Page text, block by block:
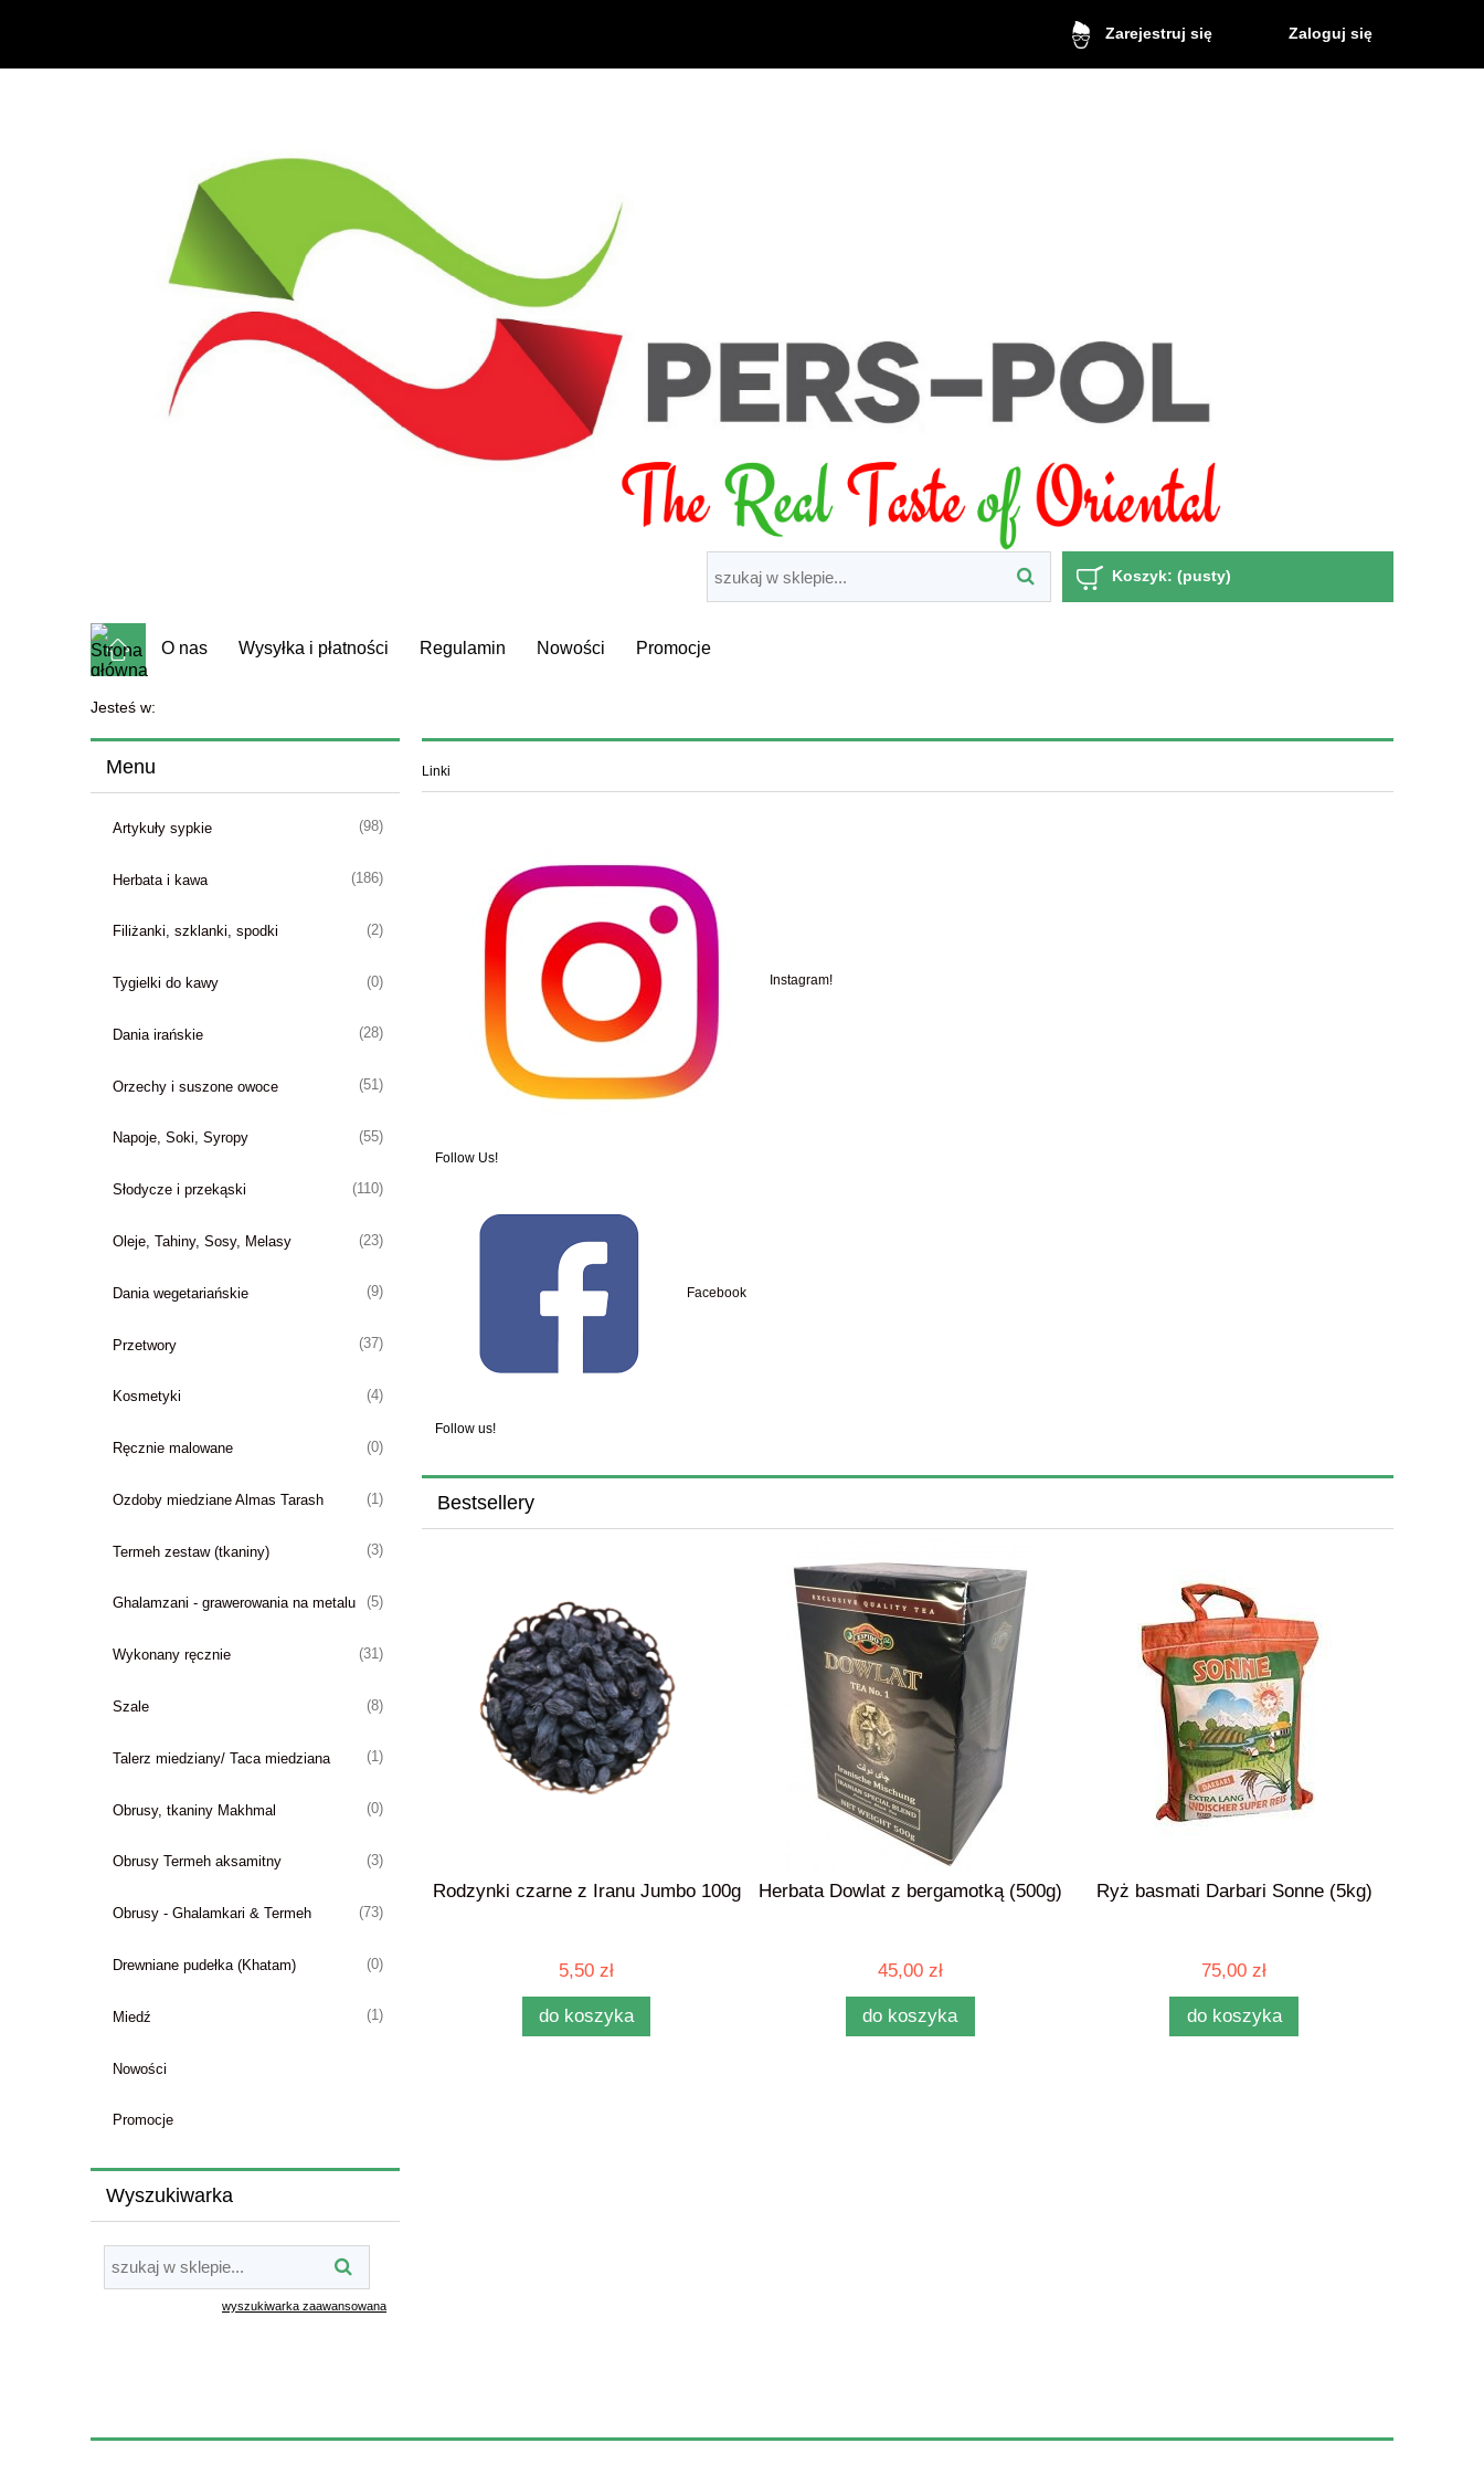
Zarejestruj się Zaloguj się
Koszyk: (pusty)
O nas Wysyłka i płatności Regulamin Nowości Promocje
Jesteś w:
Menu
Artykuły sypkie (98)
Herbata i kawa (186)
Filiżanki, szklanki, spodki (2)
Tygielki do kawy (0)
Dania irańskie (28)
Orzechy i suszone owoce (51)
Napoje, Soki, Syropy (55)
Słodycze i przekąski (110)
Oleje, Tahiny, Sosy, Melasy (23)
Dania wegetariańskie (9)
Przetwory (37)
Kosmetyki (4)
Ręcznie malowane (0)
Ozdoby miedziane Almas Tarash (1)
Termeh zestaw (tkaniny) (3)
Ghalamzani - grawerowania na metalu (5)
Wykonany ręcznie (31)
Szale (8)
Talerz miedziany/ Taca miedziana (1)
Obrusy, tkaniny Makhmal (0)
Obrusy Termeh aksamitny (3)
Obrusy - Ghalamkari & Termeh (73)
Drewniane pudełka (Khatam) (0)
Miedź (1)
Nowości
Promocje
Wyszukiwarka
wyszukiwarka zaawansowana
Linki
Instagram!
Follow Us!
Facebook
Follow us!
Bestsellery
6,00 zł
Rodzynki czarne z Iranu Jumbo 100g
5,50 zł
do koszyka
Herbata Dowlat z bergamotką (500g)
45,00 zł
do koszyka
Ryż basmati Darbari Sonne (5kg)
75,00 zł
do koszyka